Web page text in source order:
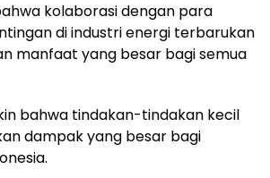
kolaborasi dengan para
di industri energi terbarukan
manfaat yang besar bagi semua
bahwa tindakan-tindakan kecil
dampak yang besar bagi